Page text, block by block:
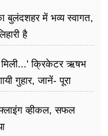
बुलंदशहर में भव्य स्वागत,
है
क्रिकेटर ऋषभ
गुहार, जानें- पूरा
व्हीकल, सफल